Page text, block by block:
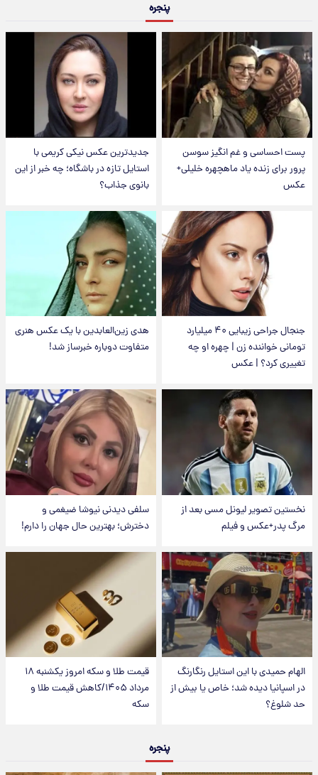
پنجره
پست احساسی و غم انگیز سوسن
پرور برای زنده یاد ماهچهره خلیلی+
عکس
جدیدترین عکس نیکی کریمی با
استایل تازه در باشگاه؛ چه خبر از این
بانوی جذاب؟
جنجال جراحی زیبایی ۴۰ میلیارد
تومانی خواننده زن | چهره او چه
تغییری کرد؟ | عکس
هدی زین‌العابدین با یک عکس هنری
متفاوت دوباره خبرساز شد!
نخستین تصویر لیونل مسی بعد از
مرگ پدر+عکس و فیلم
سلفی دیدنی نیوشا ضیغمی و
دخترش؛ بهترین حال جهان را دارم!
الهام حمیدی با این استایل رنگارنگ
در اسپانیا دیده شد؛ خاص یا بیش از
حد شلوغ؟
قیمت طلا و سکه امروز یکشنبه ۱۸
مرداد ۱۴۰۵/کاهش قیمت طلا و
سکه
پنجره